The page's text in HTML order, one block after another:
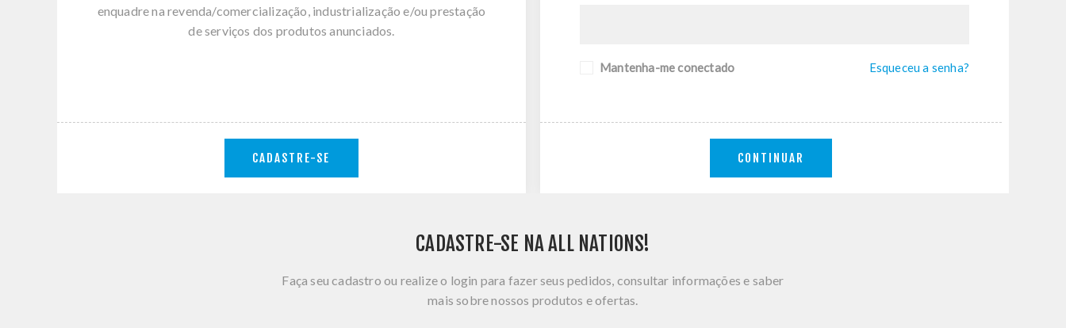
enquadre na revenda/comercialização, industrialização e/ou prestação
de serviços dos produtos anunciados.
CADASTRE-SE
Mantenha-me conectado Esqueceu a senha?
CONTINUAR
CADASTRE-SE NA ALL NATIONS!
Faça seu cadastro ou realize o login para fazer seus pedidos, consultar informações e saber
mais sobre nossos produtos e ofertas.